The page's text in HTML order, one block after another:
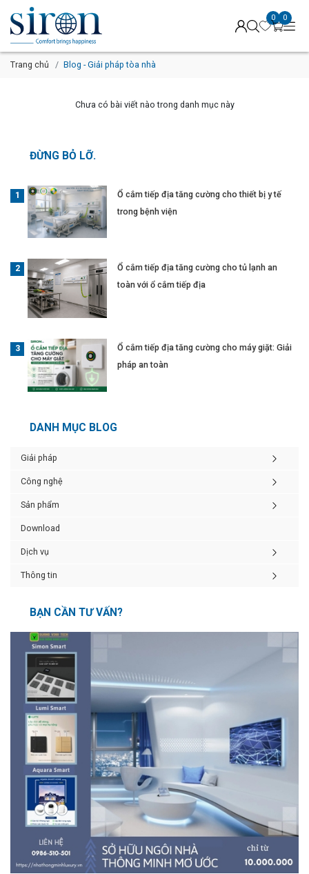
0 0
Trang chủ Blog - Giải pháp tòa nhà
Chưa có bài viết nào trong danh mục này
ĐỪNG BỎ LỠ.
Ổ cắm tiếp địa tăng cường cho thiết bị y tế
trong bệnh viện
Ổ cắm tiếp địa tăng cường cho tủ lạnh an
toàn với ổ cắm tiếp địa
Ổ cắm tiếp địa tăng cường cho máy giặt: Giải
pháp an toàn
DANH MỤC BLOG
Giải pháp
Công nghệ
Sản phẩm
Download
Dịch vụ
Thông tin
BẠN CẦN TƯ VẤN?